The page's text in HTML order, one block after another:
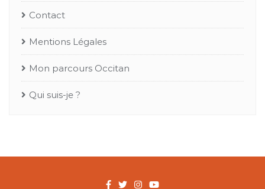
Contact
Mentions Légales
Mon parcours Occitan
Qui suis-je ?